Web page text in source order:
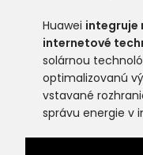
Huawei integruje
internetové
solárnou
optimalizovanú
vstavané
správu energie v